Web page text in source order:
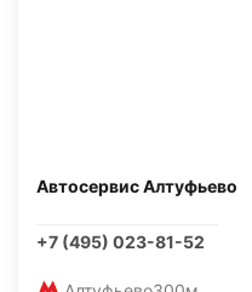
Автосервис Алтуфьево
+7 (495) 023-81-52